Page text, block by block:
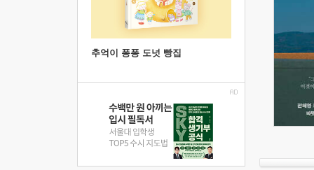
추억이 퐁퐁 도넛 빵집